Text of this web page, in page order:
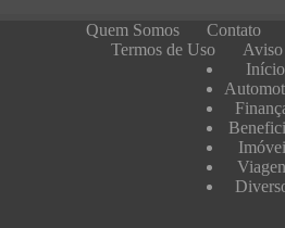
Quem Somos Contato
Termos de Uso
Início